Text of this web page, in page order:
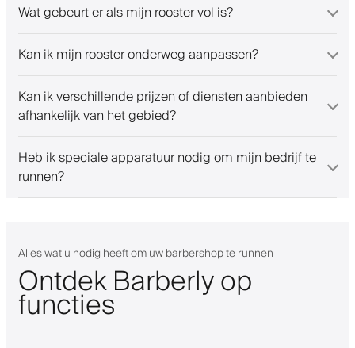
Wat gebeurt er als mijn rooster vol is?
Kan ik mijn rooster onderweg aanpassen?
Kan ik verschillende prijzen of diensten aanbieden
afhankelijk van het gebied?
Heb ik speciale apparatuur nodig om mijn bedrijf te
runnen?
Alles wat u nodig heeft om uw barbershop te runnen
Ontdek Barberly op
functies